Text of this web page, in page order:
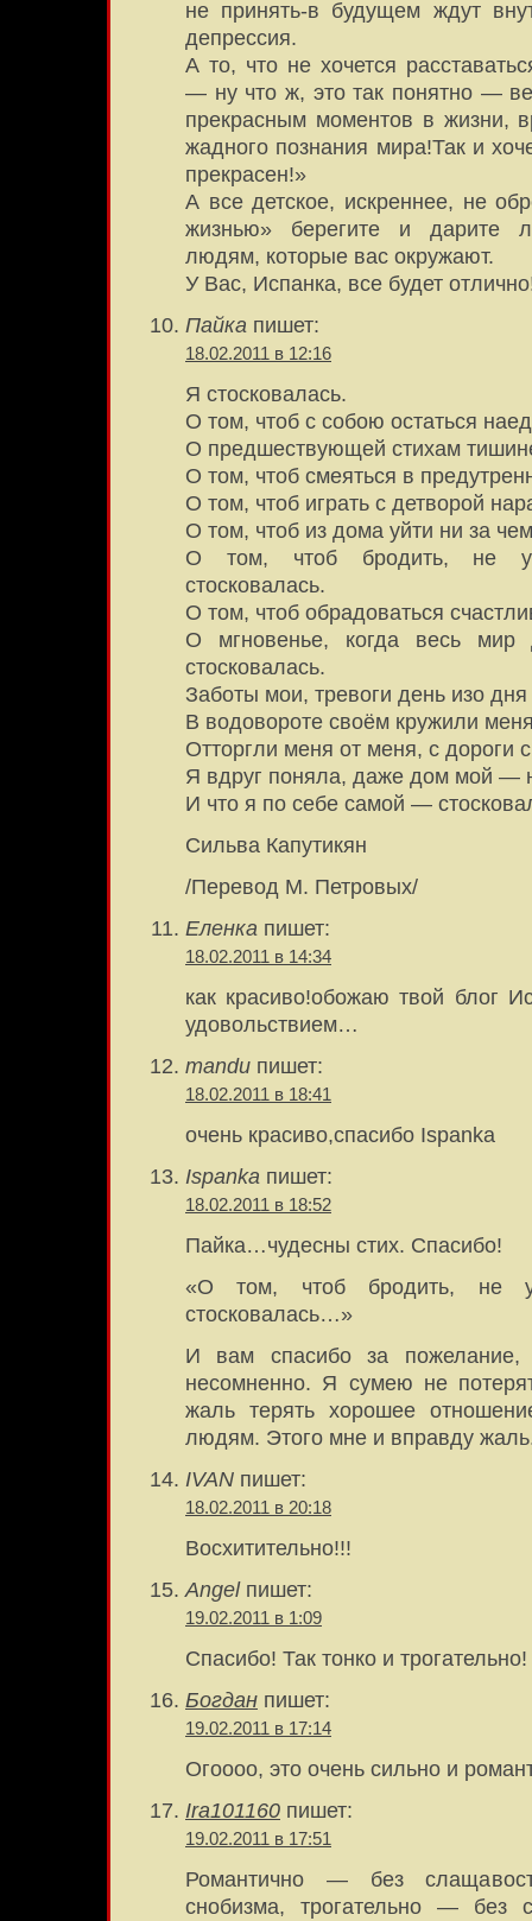
не принять-в будущем ждут
депрессия.
А то, что не хочется
— ну что ж, это так понятно —
прекрасным моментов в жизни,
жадного познания мира!Так и
прекрасен!»
А все детское, искреннее, не
жизнью» берегите и дарите
людям, которые вас окружают.
У Вас, Испанка, все будет
Пайка пишет:
18.02.2011 в 12:16
Я стосковалась.
О том, чтоб с собою остаться
О предшествующей стихам
О том, чтоб смеяться в
О том, чтоб играть с детворой
О том, чтоб из дома уйти ни за
О том, чтоб бродить, не
стосковалась.
О том, чтоб обрадоваться
О мгновенье, когда весь
стосковалась.
Заботы мои, тревоги день изо дня
В водовороте своём кружили
Отторгли меня от меня, с дороги
Я вдруг поняла, даже дом мой —
И что я по себе самой —
Сильва Капутикян
/Перевод М. Петровых/
Еленка пишет:
18.02.2011 в 14:34
как красиво!обожаю твой блог
удовольствием…
mandu пишет:
18.02.2011 в 18:41
очень красиво,спасибо Ispanka
Ispanka пишет:
18.02.2011 в 18:52
Пайка…чудесны стих. Спасибо!
«О том, чтоб бродить, не
стосковалась…»
И вам спасибо за
несомненно. Я сумею не
жаль терять хорошее
людям. Этого мне и вправду
IVAN пишет:
18.02.2011 в 20:18
Восхитительно!!!
Angelпишет:
19.02.2011 в 1:09
Спасибо! Так тонко и
Богдан пишет:
19.02.2011 в 17:14
Огоооо, это очень сильно и
Ira101160 пишет:
19.02.2011 в 17:51
Романтично — без
снобизма, трогательно — без